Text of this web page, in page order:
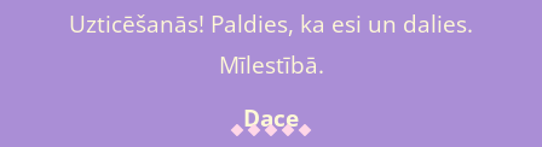
Uzticēšanās! Paldies, ka esi un dalies.
Mīlestībā.
Dace